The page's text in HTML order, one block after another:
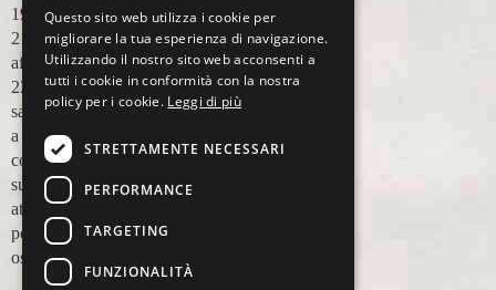
19, Valencia 19, Barcellona
21, NYC 22) e ci siamo
affidati a loro per Chicago
23 (ottobre) perché
sappiamo di essere in mano
a persone non solo
competenti sul running, e
sulle città, ma anche molto
attente alle necessità
personali. Ci sentiamo
ospiti, amici, non clienti
Questo sito web utilizza i cookie per
migliorare la tua esperienza di navigazione.
Utilizzando il nostro sito web acconsenti a
tutti i cookie in conformità con la nostra
policy per i cookie. Leggi di più
STRETTAMENTE NECESSARI
PERFORMANCE
TARGETING
FUNZIONALITÀ